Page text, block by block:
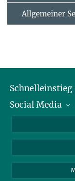
Allgemeiner
Schnelleinstieg
Alumni
Social Media
Facebook